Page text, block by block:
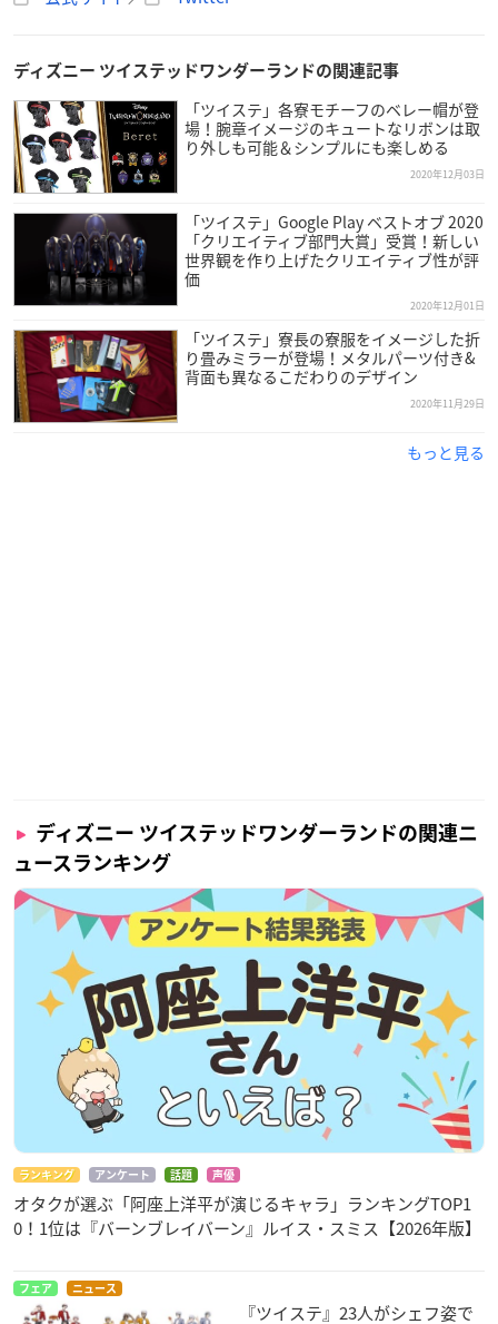
ディズニー ツイステッドワンダーランドの関連記事
「ツイステ」各寮モチーフのベレー帽が登
場！腕章イメージのキュートなリボンは取
り外しも可能＆シンプルにも楽しめる
2020年12月03日
「ツイステ」Google Play ベストオブ 2020
「クリエイティブ部門大賞」受賞！新しい
世界観を作り上げたクリエイティブ性が評
価
2020年12月01日
「ツイステ」寮長の寮服をイメージした折
り畳みミラーが登場！メタルパーツ付き&
背面も異なるこだわりのデザイン
2020年11月29日
もっと見る
ディズニー ツイステッドワンダーランドの関連ニ
ュースランキング
ランキング アンケート 話題 声優
オタクが選ぶ「阿座上洋平が演じるキャラ」ランキングTOP1
0！1位は『バーンブレイバーン』ルイス・スミス【2026年版】
フェア ニュース
『ツイステ』23人がシェフ姿で